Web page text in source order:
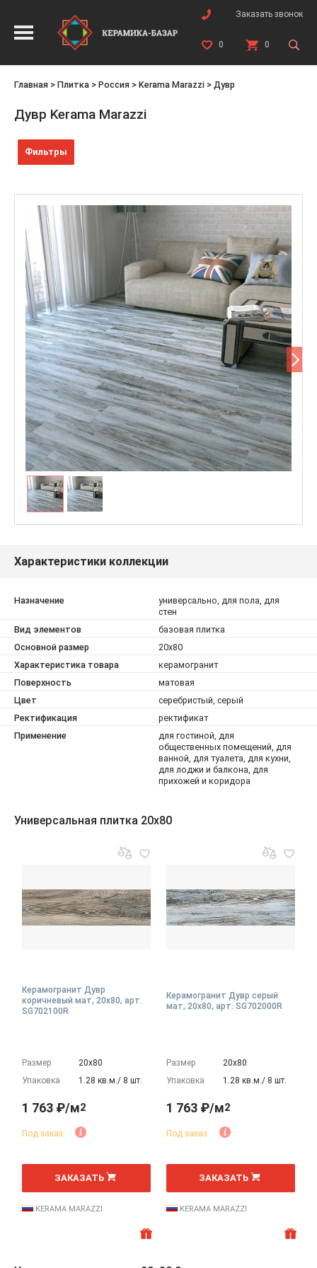
Заказать звонок
0 0
Главная > Плитка > Россия > Kerama Marazzi > Дувр
Дувр Kerama Marazzi
Фильтры
Характеристики коллекции
Назначение
универсально, для пола, для
стен
Вид элементов
базовая плитка
Основной размер
20x80
Характеристика товара
керамогранит
Поверхность
матовая
Цвет
серебристый, серый
Ректификация
ректификат
Применение
для гостиной, для
общественных помещений, для
ванной, для туалета, для кухни,
для лоджи и балкона, для
прихожей и коридора
Универсальная плитка 20x80
Керамогранит Дувр
коричневый мат, 20x80, арт.
SG702100R
Размер
20х80
Упаковка
1.28 кв.м./ 8 шт.
1 763 ₽/м2
Под заказ
м
ЗАКАЗАТЬ
KERAMA MARAZZI
Керамогранит Дувр серый
мат, 20x80, арт. SG702000R
Размер
20х80
Упаковка
1.28 кв.м./ 8 шт.
1 763 ₽/м2
Под заказ
м
ЗАКАЗАТЬ
KERAMA MARAZZI